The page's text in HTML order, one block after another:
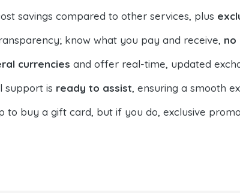
savings compared to other services, plus
know what you pay and receive, no
currencies and offer real-time, updated
support is ready to assist, ensuring a smooth
to buy a gift card, but if you do, exclusive